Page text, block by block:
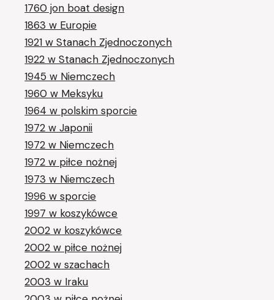
1760 jon boat design
1863 w Europie
1921 w Stanach Zjednoczonych
1922 w Stanach Zjednoczonych
1945 w Niemczech
1960 w Meksyku
1964 w polskim sporcie
1972 w Japonii
1972 w Niemczech
1972 w piłce nożnej
1973 w Niemczech
1996 w sporcie
1997 w koszykówce
2002 w koszykówce
2002 w piłce nożnej
2002 w szachach
2003 w Iraku